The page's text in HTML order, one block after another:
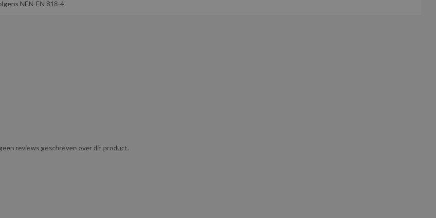
NEN-EN 818-4
reviews geschreven over dit product.